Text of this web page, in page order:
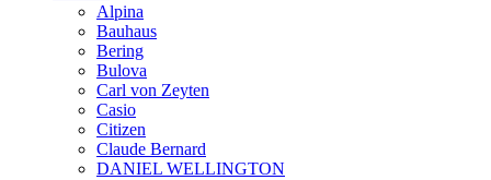
Alpina
Bauhaus
Bering
Bulova
Carl von Zeyten
Casio
Citizen
Claude Bernard
DANIEL WELLINGTON